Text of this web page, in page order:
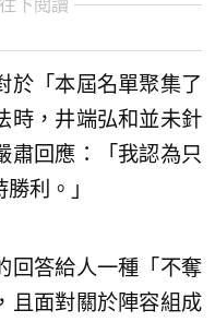
下閱讀
於「本屆名單聚集了
時，井端弘和並未針
肅回應：「我認為只
利。」
回答給人一種「不奪
且面對關於陣容組成